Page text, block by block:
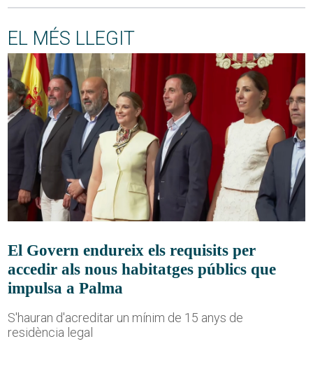
EL MÉS LLEGIT
El Govern endureix els requisits per
accedir als nous habitatges públics que
impulsa a Palma
S'hauran d'acreditar un mínim de 15 anys de
residència legal